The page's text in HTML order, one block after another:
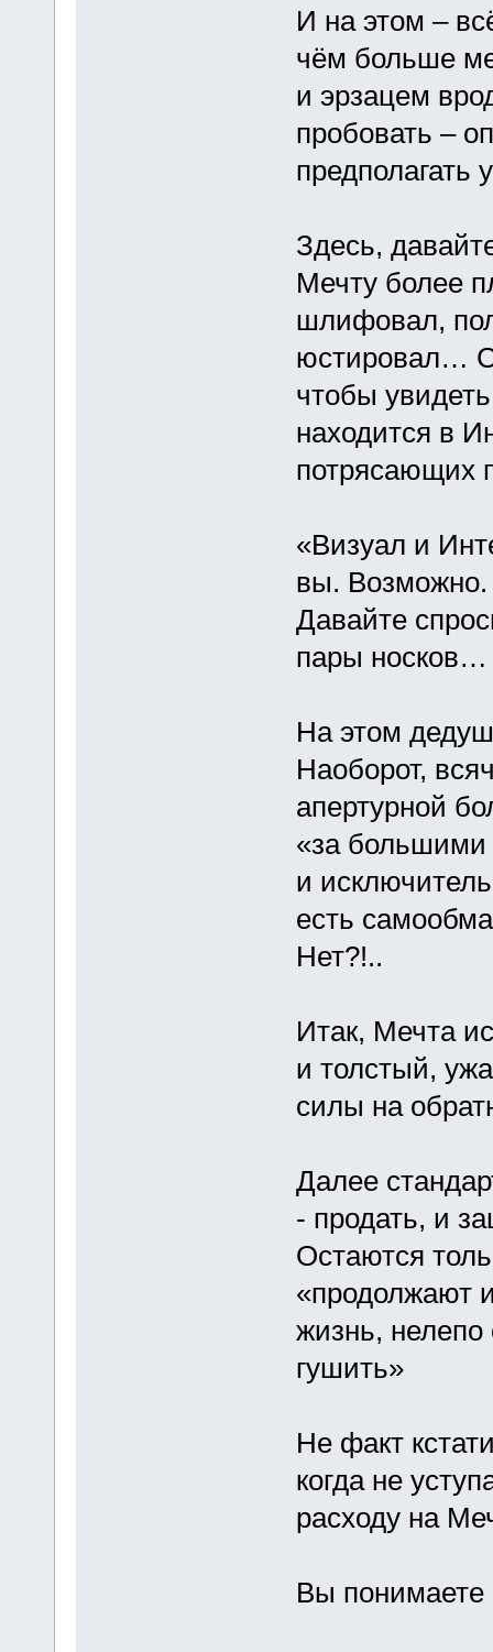
И на этом –
чём больше
и эрзацем
пробовать –
Здесь,
Мечту более
шлифовал,
юстировал…
чтобы
находится в
потрясающих
«Визуал и
вы. Возможно.
Давайте
пары носков…
На этом
Наоборот,
апертурной
«за большими
и
есть
Нет?!..
Итак, Мечта
и толстый,
силы на
Далее
- продать, и
Остаются
«продолжают
жизнь,
гушить»
Не факт
когда не
расходу на
Вы понимаете